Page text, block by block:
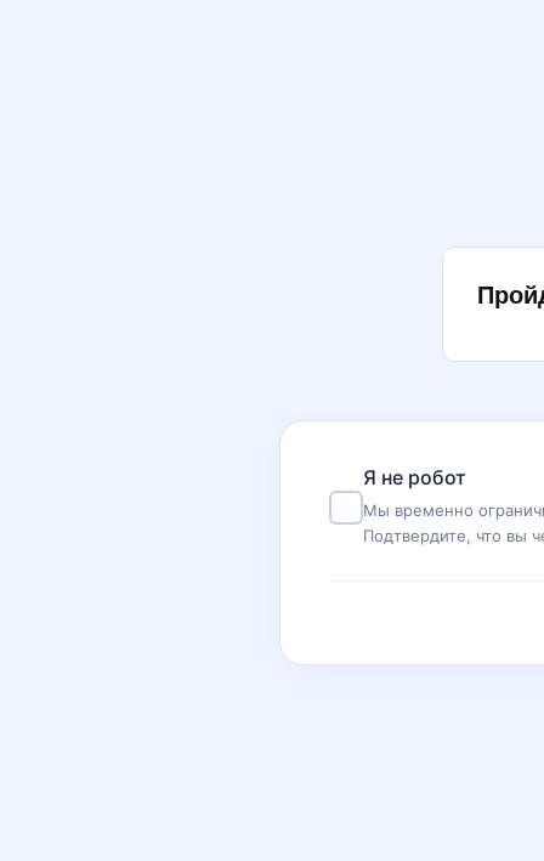
Я не робот
Мы временно
Подтвердите, что вы